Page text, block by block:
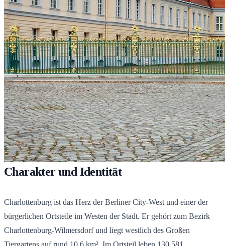
Charakter und Identität
Charlottenburg ist das Herz der Berliner City-West und einer der
bürgerlichen Ortsteile im Westen der Stadt. Er gehört zum Bezirk
Charlottenburg-Wilmersdorf und liegt westlich des Großen
Tiergartens auf rund 10,6 km². Im Ortsteil leben 130.581